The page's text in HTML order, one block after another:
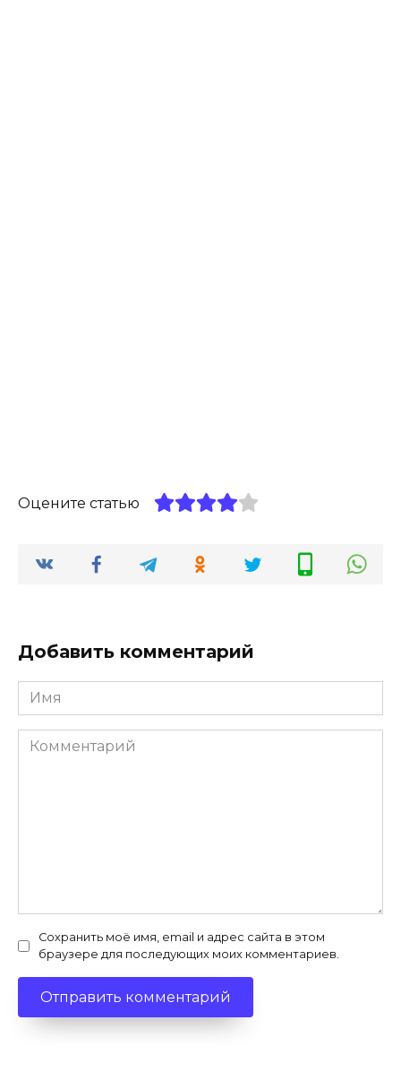
Оцените статью
Добавить комментарий
Имя
*
Комментарий
Сохранить моё имя, email и адрес сайта в этом
браузере для последующих моих комментариев.